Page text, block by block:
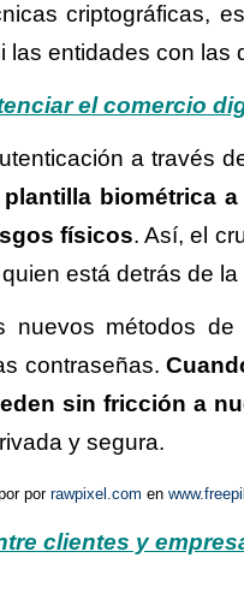
criptográficas,
entidades con las
el comercio
a través
biométrica
físicos. Así, el
está detrás de
métodos
contraseñas.
sin fricción a
y segura.
por rawpixel.com en
clientes y